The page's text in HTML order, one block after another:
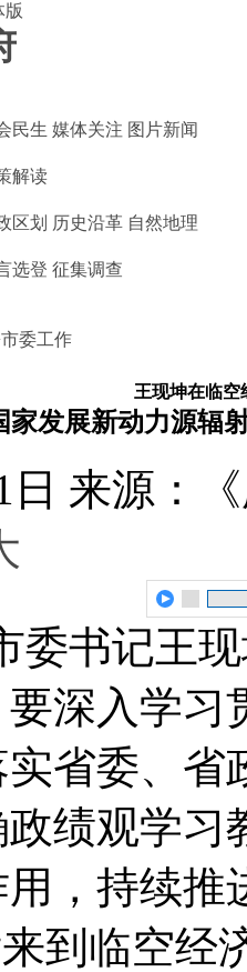
版
民生 媒体关注 图片新闻
解读
区划 历史沿革 自然地理
选登 征集调查
市委工作
王现坤在临空
家发展新动力源辐
来源：
委书记王
深入学习
省委、省
绩观学
，持续推
到临空经